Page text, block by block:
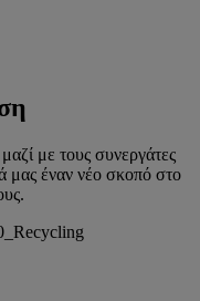
με τους συνεργάτες
μας έναν νέο σκοπό στο